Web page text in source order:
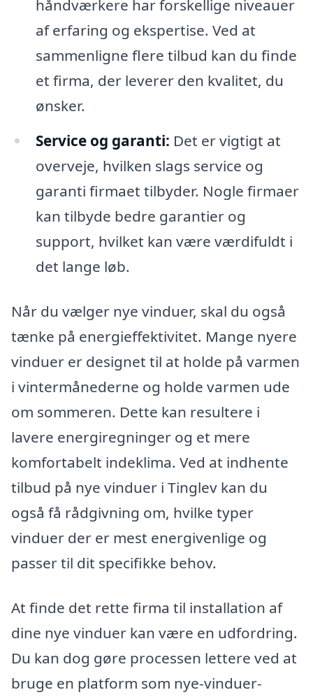
håndværkere har forskellige niveauer
af erfaring og ekspertise. Ved at
sammenligne flere tilbud kan du finde
et firma, der leverer den kvalitet, du
ønsker.
Service og garanti: Det er vigtigt at
overveje, hvilken slags service og
garanti firmaet tilbyder. Nogle firmaer
kan tilbyde bedre garantier og
support, hvilket kan være værdifuldt i
det lange løb.
Når du vælger nye vinduer, skal du også
tænke på energieffektivitet. Mange nyere
vinduer er designet til at holde på varmen
i vintermånederne og holde varmen ude
om sommeren. Dette kan resultere i
lavere energiregninger og et mere
komfortabelt indeklima. Ved at indhente
tilbud på nye vinduer i Tinglev kan du
også få rådgivning om, hvilke typer
vinduer der er mest energivenlige og
passer til dit specifikke behov.
At finde det rette firma til installation af
dine nye vinduer kan være en udfordring.
Du kan dog gøre processen lettere ved at
bruge en platform som nye-vinduer-